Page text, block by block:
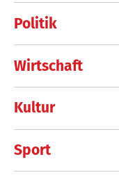
Politik
Wirtschaft
Kultur
Sport